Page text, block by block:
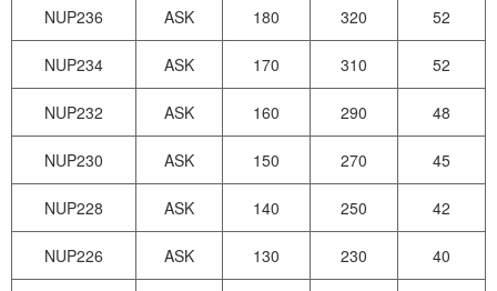
NUP236 ASK 180 320 52
NUP234 ASK 170 310 52
NUP232 ASK 160 290 48
NUP230 ASK 150 270 45
NUP228 ASK 140 250 42
NUP226 ASK 130 230 40